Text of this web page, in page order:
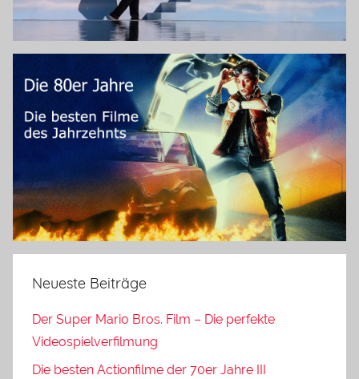
Neueste Beiträge
Der Super Mario Bros. Film – Die perfekte
Videospielverfilmung
Die besten Actionfilme der 70er Jahre III